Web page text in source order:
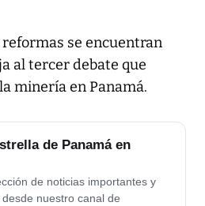
se encuentran
al tercer debate que
minería en Panamá.
de Panamá en
de noticias importantes y
nuestro canal de